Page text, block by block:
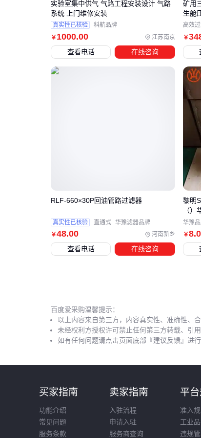
￥1000.00 江苏南京
实验室集中供气 气路工程安装设计 气路
系统 上门维修安装
真实性已核验 科航品牌
查看电话 在线咨询
￥
矿用
生舱
高效
￥48.00 河南新乡
RLF-660×30P回油管路过滤器
真实性已核验 直通式 华豫滤器品牌
查看电话 在线咨询
￥8
黎明
（）
华豫
百度爱采购温馨提示：
以上内容来自第三方，内容真实性、准确性、
未经权利方授权许可禁止任何第三方转载、引
如有任何问题请点击页面底部『建议反馈』进
买家指南
功能介绍
常见问题
服务条款
卖家指南
入驻流程
申请入驻
服务商查询
平台
准入规
工业
违规